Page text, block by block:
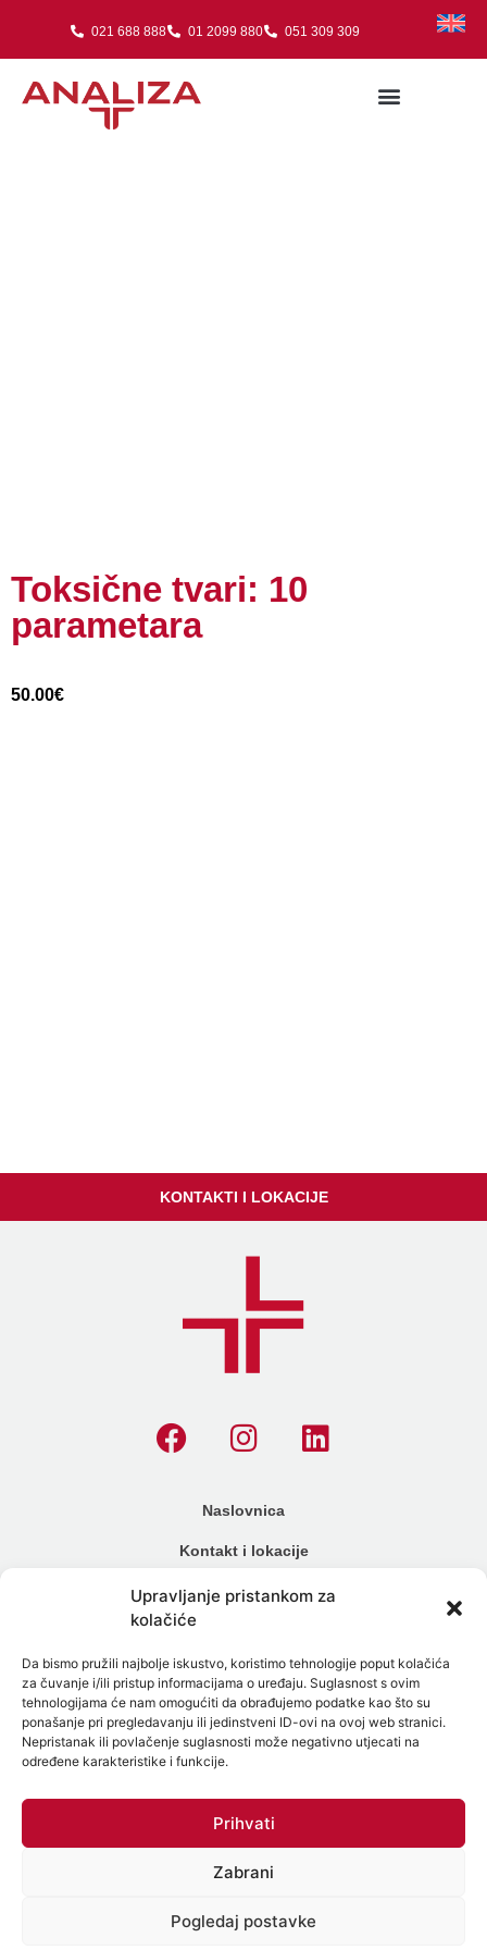
Upravljanje pristankom za
kolačiće
Da bismo pružili najbolje iskustvo, koristimo tehnologije poput kolačića
za čuvanje i/ili pristup informacijama o uređaju. Suglasnost s ovim
tehnologijama će nam omogućiti da obrađujemo podatke kao što su
ponašanje pri pregledavanju ili jedinstveni ID-ovi na ovoj web stranici.
Nepristanak ili povlačenje suglasnosti može negativno utjecati na
određene karakteristike i funkcije.
Prihvati
Zabrani
Pogledaj postavke
021 688 888 01 2099 880 051 309 309
Toksične tvari: 10
parametara
50.00€
KONTAKTI I LOKACIJE
Naslovnica
Kontakt i lokacije
Cjenik
Načini plaćanja
Alergijski testovi
Genetski testovi
Testiranje na spolne bolesti
Mikrobiom
Politika zaštite osobnih podataka
Politika Kolačića (EU)